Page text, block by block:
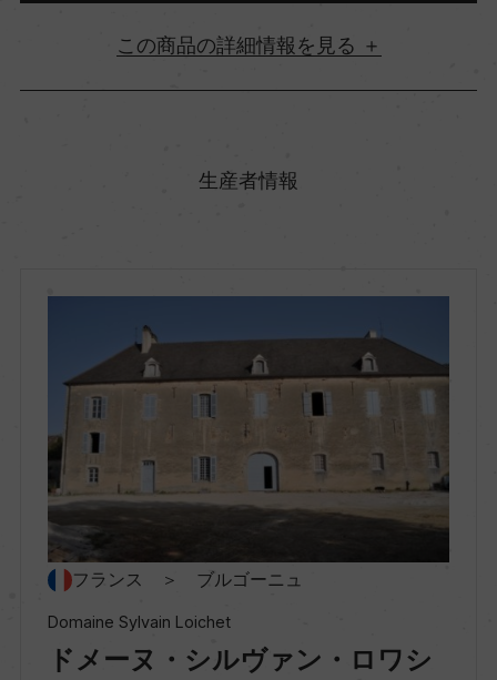
詳細情報
コート・ド・ボーヌ
種類
スティルワイン
生産者情報
フランス ＞ ブルゴーニュ
Domaine Sylvain Loichet
ドメーヌ・シルヴァン・ロワシ